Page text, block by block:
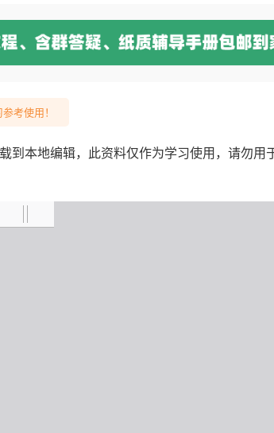
考使用！
本地编辑，此资料仅作为学习使用，请勿用